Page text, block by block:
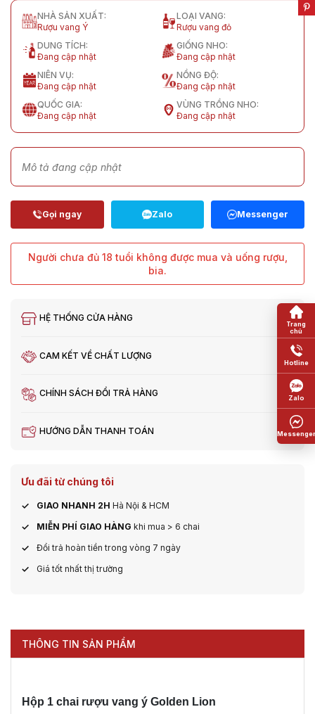
NHÀ SẢN XUẤT:
Rượu vang Ý
LOẠI VANG:
Rượu vang đỏ
DUNG TÍCH:
Đang cập nhật
GIỐNG NHO:
Đang cập nhật
NIÊN VỤ:
Đang cập nhật
NỒNG ĐỘ:
Đang cập nhật
QUỐC GIA:
Đang cập nhật
VÙNG TRỒNG NHO:
Đang cập nhật
Mô tả đang cập nhật
Người chưa đủ 18 tuổi không được mua và uống rượu,
bia.
HỆ THỐNG CỬA HÀNG
CAM KẾT VỀ CHẤT LƯỢNG
CHÍNH SÁCH ĐỔI TRẢ HÀNG
HƯỚNG DẪN THANH TOÁN
Ưu đãi từ chúng tôi
GIAO NHANH 2H Hà Nội & HCM
MIỄN PHÍ GIAO HÀNG khi mua > 6 chai
Đổi trả hoàn tiền trong vòng 7 ngày
Giá tốt nhất thị trường
THÔNG TIN SẢN PHẨM
Hộp 1 chai rượu vang ý Golden Lion